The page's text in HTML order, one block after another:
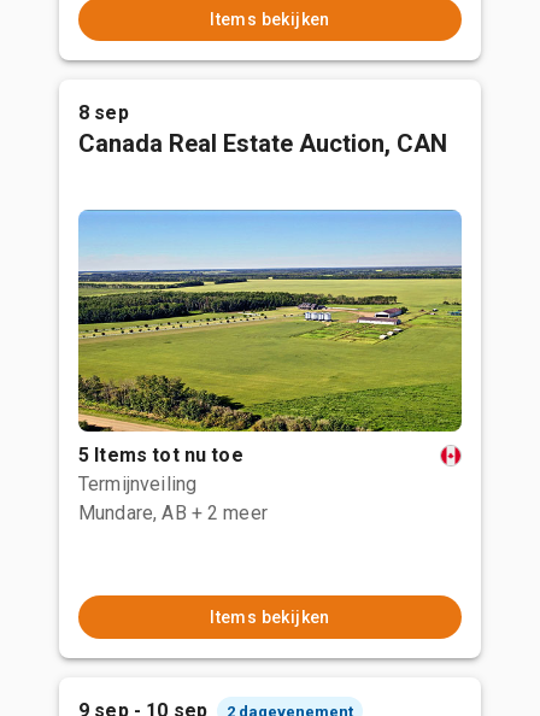
Items bekijken
8 sep
Canada Real Estate Auction, CAN
5 Items tot nu toe
Termijnveiling
Mundare, AB + 2 meer
Items bekijken
9 sep - 10 sep 2 dagevenement